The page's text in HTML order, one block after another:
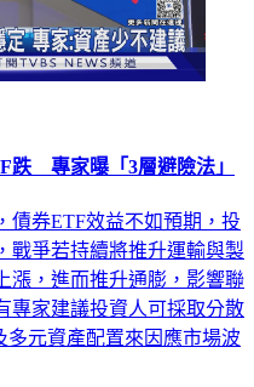
跌 專家曝「3層避險法」
債券ETF效益不如預期，投
戰爭若持續將推升運輸與製
漲，進而推升通膨，影響聯
專家建議投資人可採取分散
多元資產配置來因應市場波